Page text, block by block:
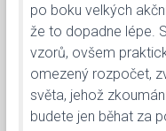
po boku velkých
že to dopadne lépe.
vzorů, ovšem
omezený rozpočet,
světa, jehož
budete jen běhat za